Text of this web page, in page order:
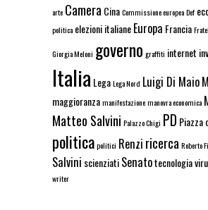
arte CameraCinaCommissione europeaDef
politica elezioni italianeEuropa Francia
Giorgia Meloni governo graffiti internet
Italia LegaLega Nord Luigi Di Maio
maggioranzamanifestazionemanovra economica
Matteo Salvini Palazzo Chigi PD Piazza
politicapolitici Renzi ricercaRoberto
Salvini scienziatiSenatotecnologia
writer